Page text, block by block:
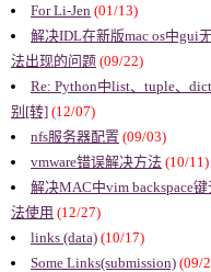
For Li-Jen (01/13)
解决IDL在新版mac os中gui
法出现的问题 (09/22)
Re: Python中list、tuple、
别[转] (12/07)
nfs服务器配置 (09/03)
vmware错误解决方法 (10/11)
解决MAC中vim backspace键
法使用 (12/27)
links (data) (10/17)
Some Links(submission) (09/